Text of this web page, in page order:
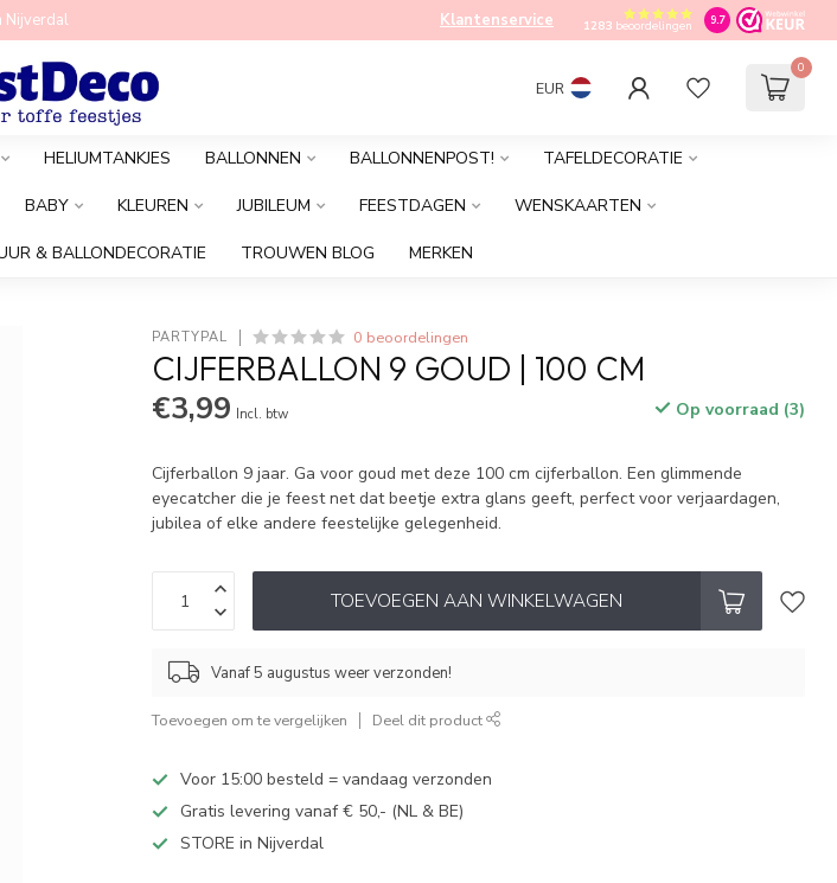
Nijverdal Klantenservice 1283beoordelingen 9.7
EUR
0
HELIUMTANKJES BALLONNEN BALLONNENPOST! TAFELDECORATIE
BABY KLEUREN JUBILEUM FEESTDAGEN WENSKAARTEN
& BALLONDECORATIE TROUWEN BLOG MERKEN
PARTYPAL 0 beoordelingen
CIJFERBALLON 9 GOUD | 100 CM
€3,99 Incl. btw Op voorraad (3)
Cijferballon 9 jaar. Ga voor goud met deze 100 cm cijferballon. Een glimmende
eyecatcher die je feest net dat beetje extra glans geeft, perfect voor verjaardagen,
jubilea of elke andere feestelijke gelegenheid.
TOEVOEGEN AAN WINKELWAGEN
Vanaf 5 augustus weer verzonden!
Toevoegen om te vergelijken Deel dit product
Voor 15:00 besteld = vandaag verzonden
Gratis levering vanaf € 50,- (NL & BE)
STORE in Nijverdal